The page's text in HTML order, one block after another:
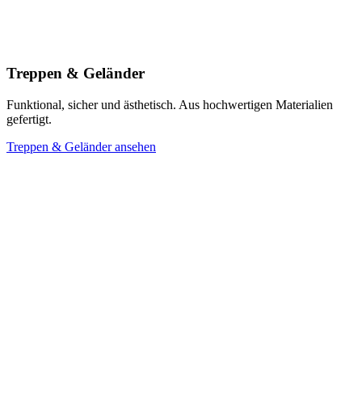
Treppen & Geländer
Funktional, sicher und ästhetisch. Aus hochwertigen Materialien
gefertigt.
Treppen & Geländer ansehen